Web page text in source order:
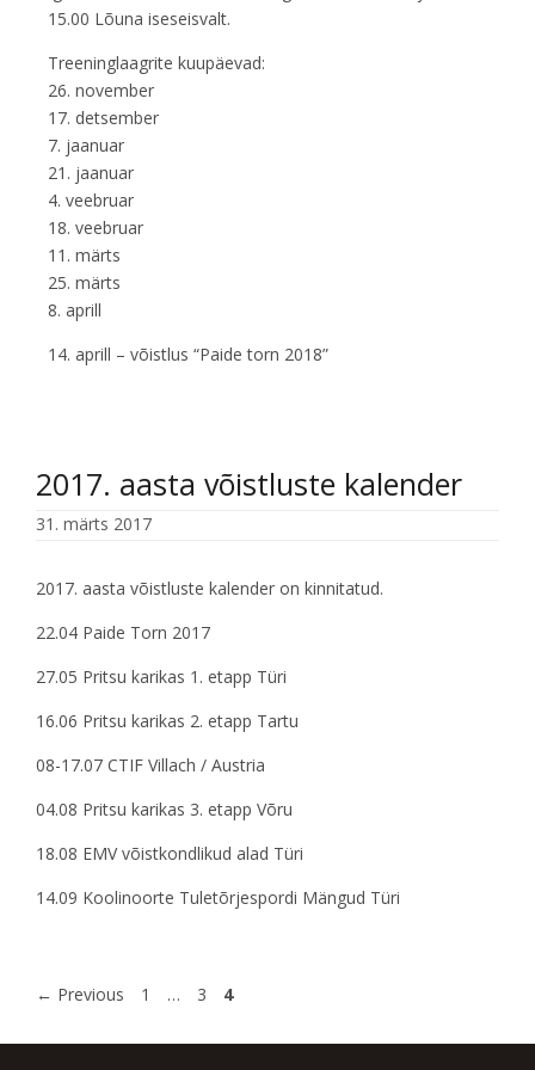
15.00 Lõuna iseseisvalt.
Treeninglaagrite kuupäevad:
26. november
17. detsember
7. jaanuar
21. jaanuar
4. veebruar
18. veebruar
11. märts
25. märts
8. aprill
14. aprill – võistlus “Paide torn 2018”
2017. aasta võistluste kalender
31. märts 2017
2017. aasta võistluste kalender on kinnitatud.
22.04 Paide Torn 2017
27.05 Pritsu karikas 1. etapp Türi
16.06 Pritsu karikas 2. etapp Tartu
08-17.07 CTIF Villach / Austria
04.08 Pritsu karikas 3. etapp Võru
18.08 EMV võistkondlikud alad Türi
14.09 Koolinoorte Tuletõrjespordi Mängud Türi
← Previous 1 … 3 4